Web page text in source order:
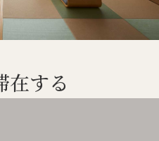
在する